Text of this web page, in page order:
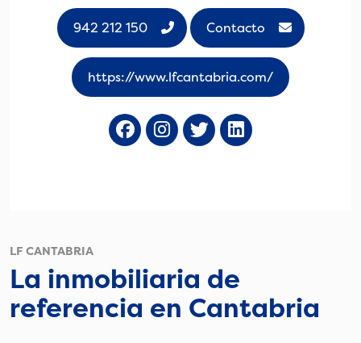
LF CANTABRIA
La inmobiliaria de
referencia en Cantabria
942 212 150 Contacto
https://www.lfcantabria.com/